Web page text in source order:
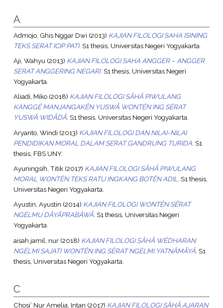
A
Admojo, Ghis Nggar Dwi (2013) KAJIAN FILOLOGI SAHA ISINING
TEKS SERAT ICIP PATI. S1 thesis, Universitas Negeri Yogyakarta.
Aji, Wahyu (2013) KAJIAN FILOLOGI SAHA ANGGER – ANGGER
SERAT ANGGERING NEGARI. S1 thesis, Universitas Negeri
Yogyakarta.
Aliadi, Miko(2018) KAJIAN FILOLOGI SÅHÅ PIWULANG
KANGGÉ MANJANGAKÊN YUSWÅ WONTȆN ING SȆRAT
YUSWÅ WIDÅDÅ. S1 thesis, Universitas Negeri Yogyakarta.
Aryanto, Windi (2013) KAJIAN FILOLOGI DAN NILAI-NILAI
PENDIDIKAN MORAL DALAM SERAT GANDRUNG TURIDA. S1
thesis, FBS UNY.
Ayuningsih, Titik(2017) KAJIAN FILOLOGI SÅHÅ PIWULANG
MORAL WONTȆN TEKS RATU INGKANG BOTȆN ADIL. S1 thesis,
Universitas Negeri Yogyakarta.
Ayustin, Ayustin (2014) KAJIAN FILOLOGI WONTÊN SÊRAT
NGÈLMU DÅYÅPRABÅWÅ. S1 thesis, Universitas Negeri
Yogyakarta.
aisah jamil, nur(2018) KAJIAN FILOLOGI SÅHÅ WÊDHARAN
NGÈLMI SAJATI WONTÊN ING SÊRAT NGÈLMI YATNÅMÅYÅ. S1
thesis, Universitas Negeri Yogyakarta.
C
Chosi’ Nur Amelia, Intan (2017) KAJIAN FILOLOGI SÅHÅ AJARAN